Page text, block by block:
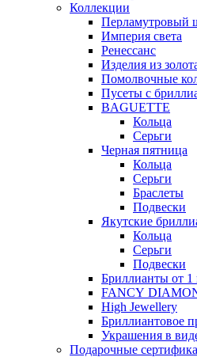
Коллекции
Перламутровый
Империя света
Ренессанс
Изделия из
Помолвочные
Пусеты с
BAGUETTE
Кольца
Серьги
Черная пятница
Кольца
Серьги
Браслеты
Подвески
Якутские
Кольца
Серьги
Подвески
Бриллианты от 1
FANCY
High Jewellery
Бриллиантовое
Украшения в
Подарочные